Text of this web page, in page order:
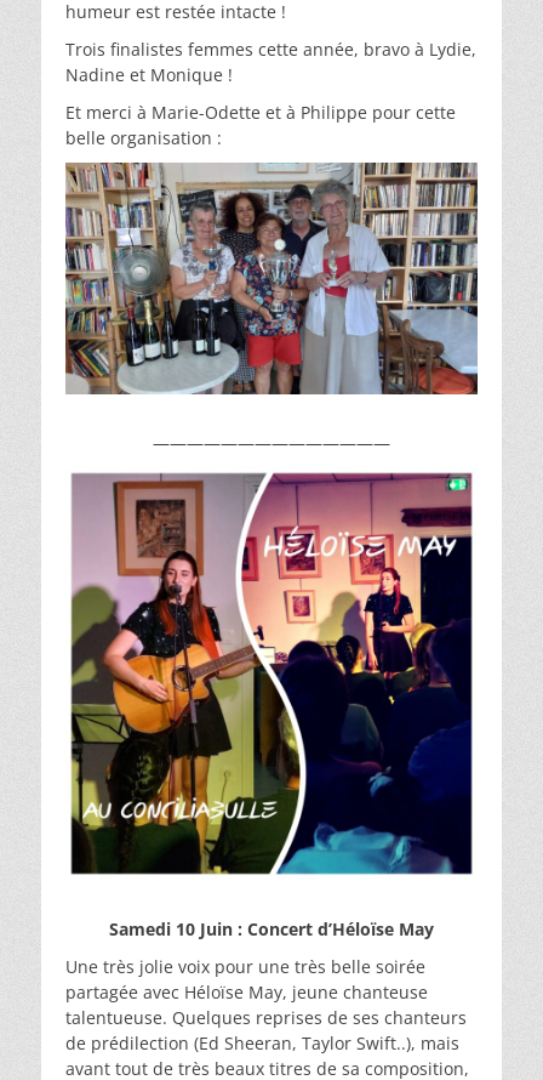
humeur est restée intacte !
Trois finalistes femmes cette année, bravo à Lydie,
Nadine et Monique !
Et merci à Marie-Odette et à Philippe pour cette
belle organisation :
——————————————
Samedi 10 Juin : Concert d’Héloïse May
Une très jolie voix pour une très belle soirée
partagée avec Héloïse May, jeune chanteuse
talentueuse. Quelques reprises de ses chanteurs
de prédilection (Ed Sheeran, Taylor Swift..), mais
avant tout de très beaux titres de sa composition,